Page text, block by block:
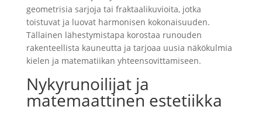
geometrisia sarjoja tai fraktaalikuvioita, jotka
toistuvat ja luovat harmonisen kokonaisuuden.
Tällainen lähestymistapa korostaa runouden
rakenteellista kauneutta ja tarjoaa uusia näkökulmia
kielen ja matematiikan yhteensovittamiseen.
Nykyrunoilijat ja
matemaattinen estetiikka